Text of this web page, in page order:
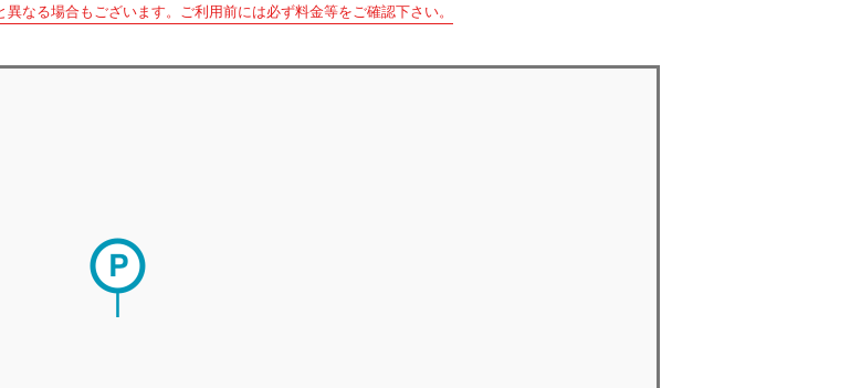
なる場合もございます。ご利用前には必ず料金等をご確認下さい。